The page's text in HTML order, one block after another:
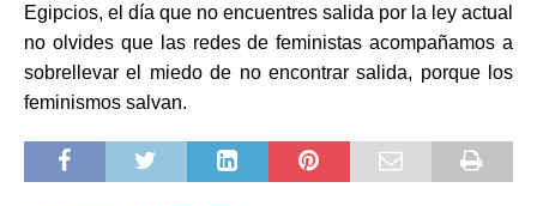
Egipcios, el día que no encuentres salida por la ley actual
no olvides que las redes de feministas acompañamos a
sobrellevar el miedo de no encontrar salida, porque los
feminismos salvan.